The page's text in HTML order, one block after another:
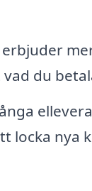
erbjuder
du
locka nya